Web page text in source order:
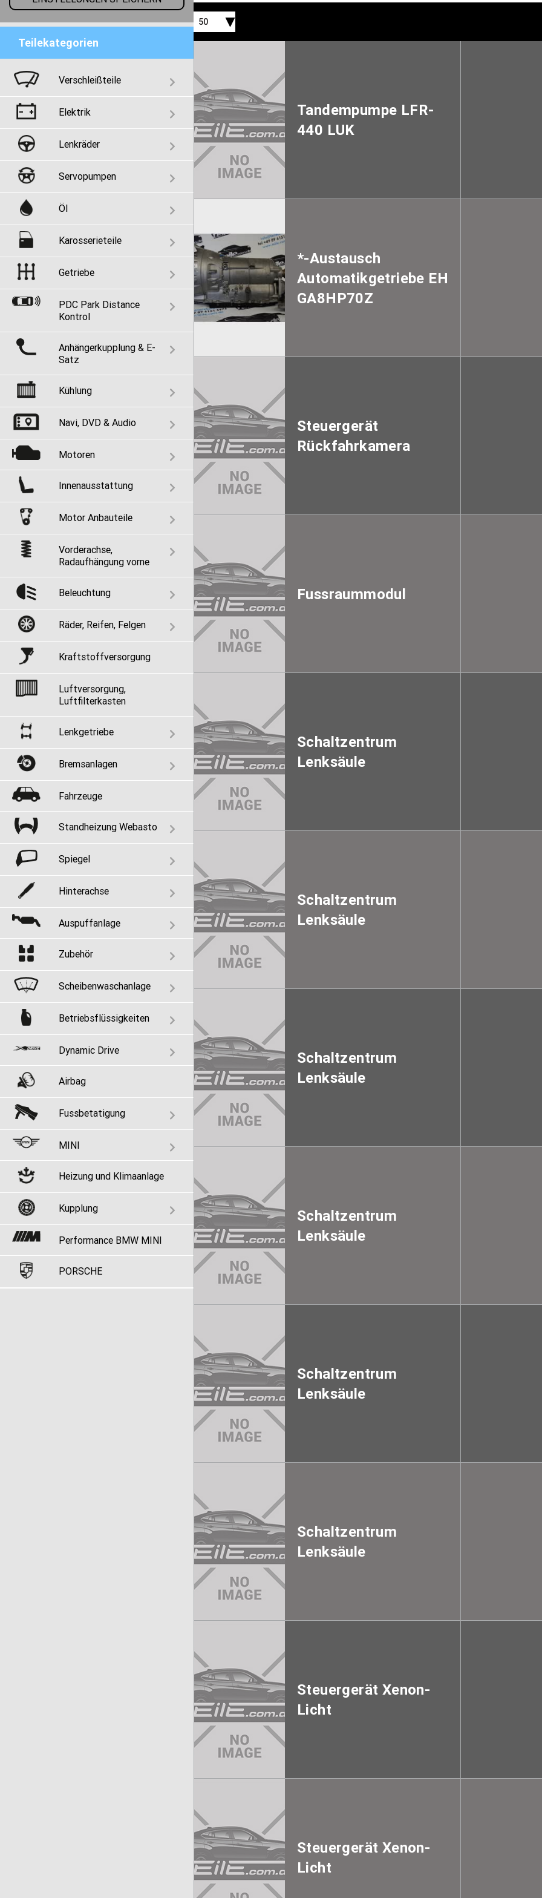
Teilekategorien
Verschleißteile
Elektrik
Lenkräder
Servopumpen
Öl
Karosserieteile
Getriebe
PDC Park Distance
Kontrol
Anhängerkupplung & E-
Satz
Kühlung
Navi, DVD & Audio
Motoren
Innenausstattung
Motor Anbauteile
Vorderachse,
Radaufhängung vorne
Beleuchtung
Räder, Reifen, Felgen
Kraftstoffversorgung
Luftversorgung,
Luftfilterkasten
Lenkgetriebe
Bremsanlagen
Fahrzeuge
Standheizung Webasto
Spiegel
Hinterachse
Auspuffanlage
Zubehör
Scheibenwaschanlage
Betriebsflüssigkeiten
Dynamic Drive
Airbag
Fussbetatigung
MINI
Heizung und Klimaanlage
Kupplung
Performance BMW MINI
PORSCHE
50
Tandempumpe LFR-
440 LUK
*-Austausch
Automatikgetriebe EH
GA8HP70Z
Steuergerät
Rückfahrkamera
Fussraummodul
Schaltzentrum
Lenksäule
Schaltzentrum
Lenksäule
Schaltzentrum
Lenksäule
Schaltzentrum
Lenksäule
Schaltzentrum
Lenksäule
Schaltzentrum
Lenksäule
Steuergerät Xenon-
Licht
Steuergerät Xenon-
Licht